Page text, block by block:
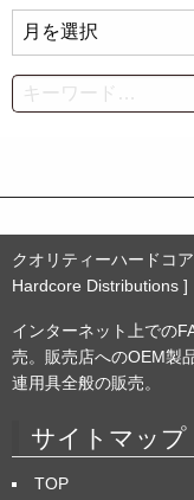
ー
カ
イ
Search
クオリティーハードコ
Hardcore Distributions ]
インターネット上での
売。販売店へのOEM製
連用具全般の販売。
サイトマップ
TOP